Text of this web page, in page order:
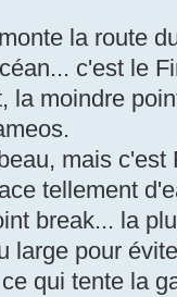
la route
c'est le
la moindre
mais c'est
tellement
break... la
large pour
qui tente la